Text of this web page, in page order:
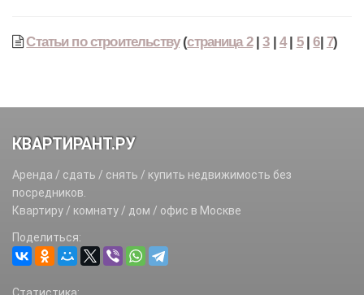
Статьи по строительству(страница 2|3|4| 5|6| 7)
КВАРТИРАНТ.РУ
Аренда / сдать / снять / купить недвижимость без
посредников.
Квартиру / комнату / дом / офис в Москве
Поделиться: